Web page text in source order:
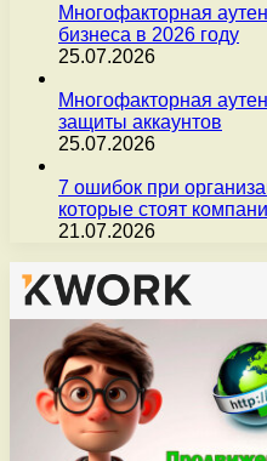
Многофакторная
бизнеса в 2026 году
25.07.2026
Многофакторная
защиты аккаунтов
25.07.2026
7 ошибок при
которые стоят
21.07.2026